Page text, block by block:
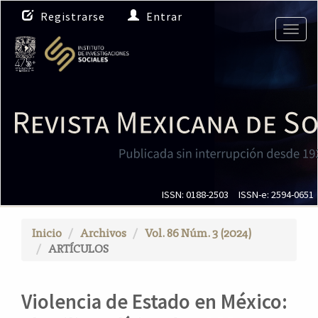
N
a
v
e
g
i
ó
n
c
C
Registrarse Entrar
ISSN: 0188-2503 ISSN-e: 2594-0651
Inicio Archivos
Vol. 86 Núm. 3 (2024)
ARTÍCULOS
Violencia de Estado en México: